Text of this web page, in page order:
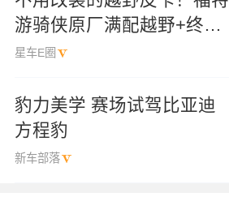
游骑侠原厂满配越野+终身
三大件质保
星车E圈
豹力美学 赛场试驾比亚迪
方程豹
新车部落